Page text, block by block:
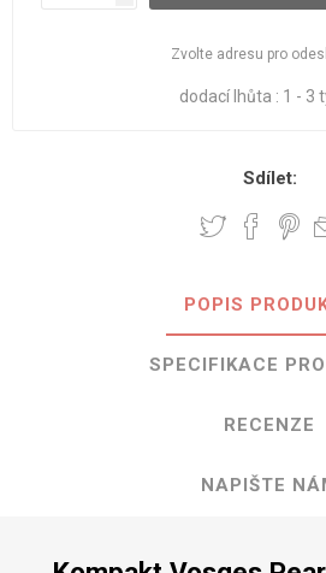
Zvolte adresu pro
dodací lhůta : 1 - 3
Sdílet:
POPIS
SPECIFIKACE
RECENZE
NAPIŠTE